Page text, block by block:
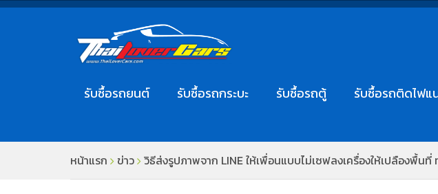
รับซื้อรถยนต์ รับซื้อรถกระบะ รับซื้อรถตู้ รับซื้อรถติดไฟแ
หน้าแรก ข่าว วิธีส่งรูปภาพจาก LINE ให้เพื่อนแบบไม่เซฟลงเครื่องให้เปลืองพื้นที่